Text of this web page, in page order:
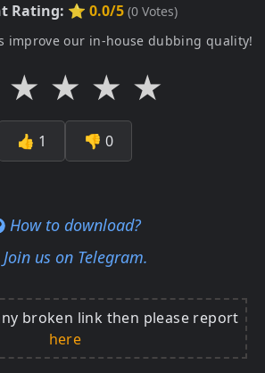
Rating: ⭐ 0.0/5 (0 Votes)
improve our in-house dubbing quality!
★ ★ ★ ★
👍 1 👎 0
How to download?
us on Telegram.
broken link then please report
here